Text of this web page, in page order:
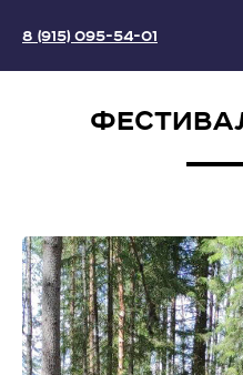
8 (915) 095-54-01